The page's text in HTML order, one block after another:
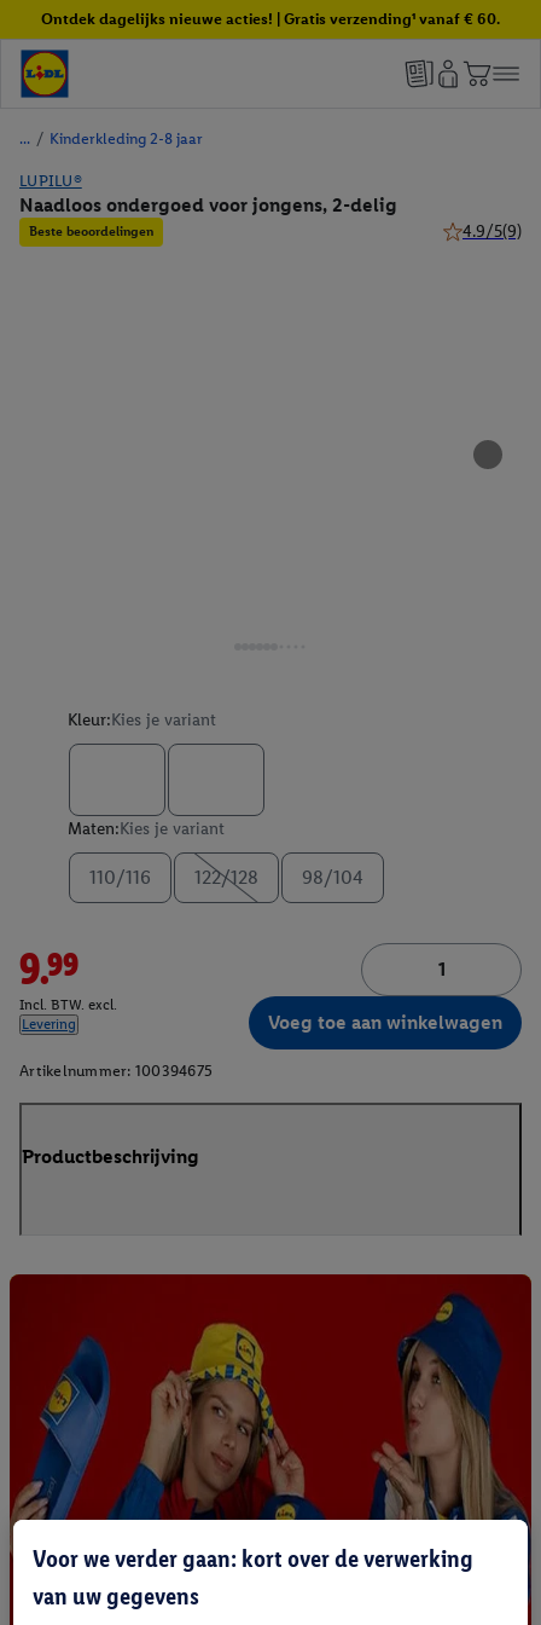
Ontdek dagelijks nieuwe acties! | Gratis verzending¹ vanaf € 60.
/ Kinderkleding 2-8 jaar
LUPILU®
Naadloos ondergoed voor jongens, 2-delig
Beste beoordelingen 4.9/5(9)
Kleur:Kies je variant
Maten:Kies je variant
110/116 122/128 98/104
9.99
Incl. BTW. excl.
Levering
Voeg toe aan winkelwagen
Artikelnummer: 100394675
Productbeschrijving
Voor we verder gaan: kort over de verwerking
van uw gegevens